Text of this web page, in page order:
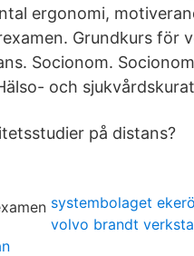
ergonomi,
Grundkurs för
Socionom.
och
på distans?
systembolaget
volvo brandt